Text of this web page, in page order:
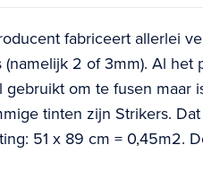
fabriceert allerlei
2 of 3mm). Al het
om te fusen maar
tinten zijn Strikers.
51 x 89 cm = 0,45m2.